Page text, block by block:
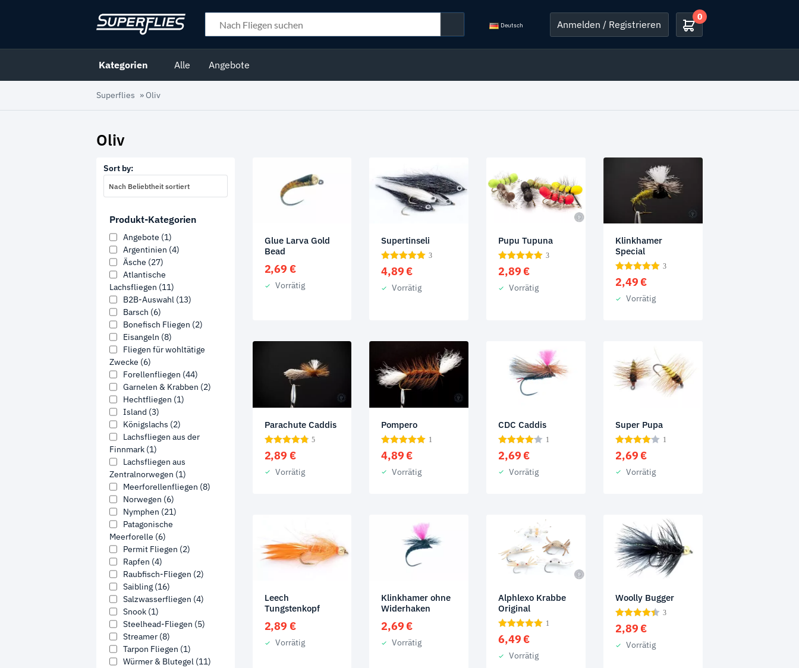
Deutsch Anmelden / Registrieren
0
Kategorien Alle Angebote
Superflies » Oliv
Oliv
Sort by:
Nach Beliebtheit sortiert
Produkt-Kategorien
Angebote (1)
Argentinien (4)
Äsche (27)
Atlantische
Lachsfliegen (11)
B2B-Auswahl (13)
Barsch (6)
Bonefisch Fliegen (2)
Eisangeln (8)
Fliegen für wohltätige
Zwecke (6)
Forellenfliegen (44)
Garnelen & Krabben (2)
Hechtfliegen (1)
Island (3)
Königslachs (2)
Lachsfliegen aus der
Finnmark (1)
Lachsfliegen aus
Zentralnorwegen (1)
Meerforellenfliegen (8)
Norwegen (6)
Nymphen (21)
Patagonische
Meerforelle (6)
Permit Fliegen (2)
Rapfen (4)
Raubfisch-Fliegen (2)
Saibling (16)
Salzwasserfliegen (4)
Snook (1)
Steelhead-Fliegen (5)
Streamer (8)
Tarpon Fliegen (1)
Würmer & Blutegel (11)
Glue Larva Gold
Bead
2,69 €
Vorrätig
Supertinseli
3
4,89 €
Vorrätig
Pupu Tupuna
3
2,89 €
Vorrätig
Klinkhamer
Special
3
2,49 €
Vorrätig
Parachute Caddis
5
2,89 €
Vorrätig
Pompero
1
4,89 €
Vorrätig
CDC Caddis
1
2,69 €
Vorrätig
Super Pupa
1
2,69 €
Vorrätig
Leech
Tungstenkopf
2,89 €
Vorrätig
Klinkhamer ohne
Widerhaken
2,69 €
Vorrätig
Alphlexo Krabbe
Original
1
6,49 €
Vorrätig
Woolly Bugger
3
2,89 €
Vorrätig